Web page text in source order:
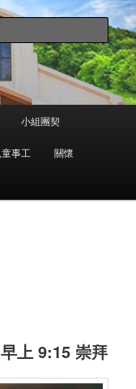
小組團契
事工 關懷
上 9:15 崇拜